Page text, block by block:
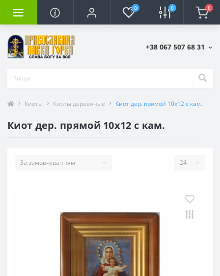
0 0 0
+38 067 507 68 31
Киоты Киоты деревяные Киот дер. прямой 10х12 с кам.
Киот дер. прямой 10х12 с кам.